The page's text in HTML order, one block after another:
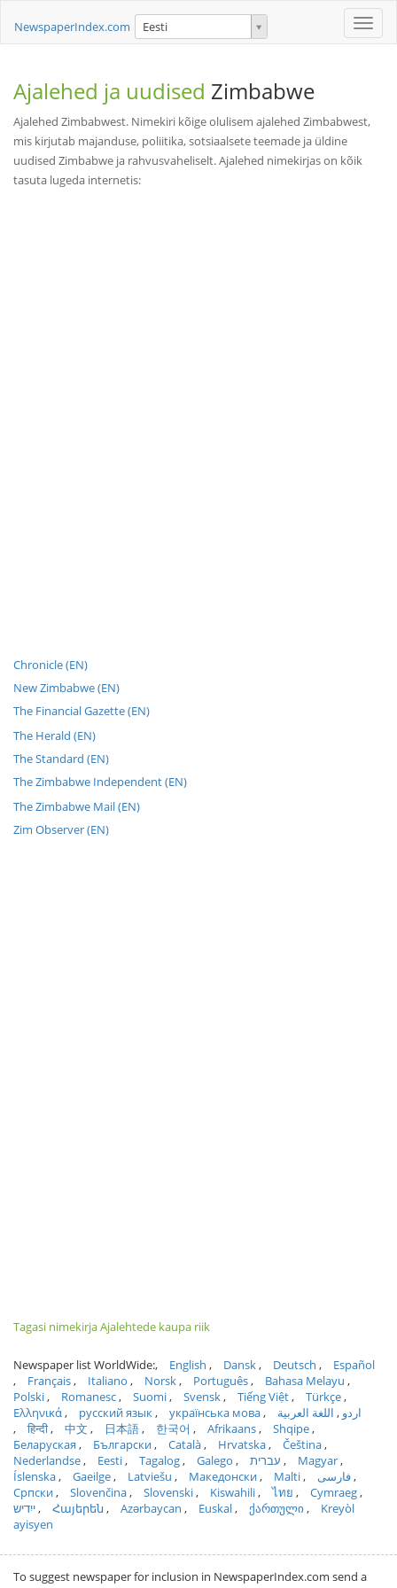
Toggle
NewspaperIndex.com Eesti
Ajalehed ja uudised Zimbabwe
Ajalehed Zimbabwest. Nimekiri kõige olulisem ajalehed Zimbabwest,
mis kirjutab majanduse, poliitika, sotsiaalsete teemade ja üldine
uudised Zimbabwe ja rahvusvaheliselt. Ajalehed nimekirjas on kõik
tasuta lugeda internetis:
Chronicle (EN)
New Zimbabwe (EN)
The Financial Gazette (EN)
The Herald (EN)
The Standard (EN)
The Zimbabwe Independent (EN)
The Zimbabwe Mail (EN)
Zim Observer (EN)
Tagasi nimekirja Ajalehtede kaupa riik
Newspaper list WorldWide: English Dansk Deutsch
Español
Français
Italiano Norsk Português
Bahasa Melayu
Polski
Romanesc Suomi Svensk Tiếng Việt
Türkçe
Ελληνικά
русский язык українська мова اردو
اللغة العربية
हिन्दी
中文 日本語 한국어 Afrikaans
Shqipe
Беларуская
Български Català Hrvatska
Čeština
Nederlandse
Eesti Tagalog Galego עברית
Magyar
Íslenska
Gaeilge Latviešu Македонски Malti
فارسی
Српски
Slovenčina Slovenski Kiswahili ไทย
Cymraeg
ייִדיש
Հայերեն Azərbaycan Euskal ქართული
Kreyòl
ayisyen
To suggest newspaper for inclusion in NewspaperIndex.com send a